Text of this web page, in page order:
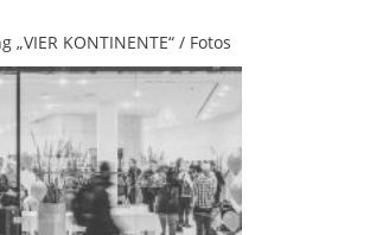
„VIER KONTINENTE“ / Fotos